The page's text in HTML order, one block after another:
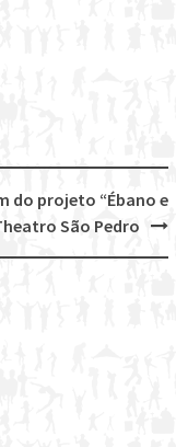
do projeto “Ébano e
São Pedro